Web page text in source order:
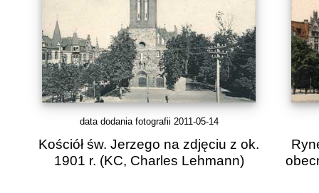
data dodania fotografii 2011-05-14
Kościół św. Jerzego na zdjęciu z ok.
1901 r. (KC, Charles Lehmann)